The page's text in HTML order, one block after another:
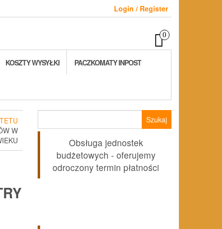
Login / Register
0
KOSZTY WYSYŁKI PACZKOMATY INPOST
W
Obsługa jednostek
budżetowych - oferujemy
odroczony termin płatności